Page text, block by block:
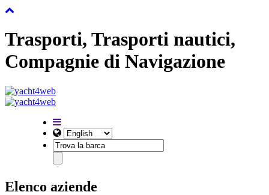
Trasporti, Trasporti nautici,
Compagnie di Navigazione
Elenco aziende